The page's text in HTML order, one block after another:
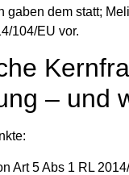
gaben dem statt;
104/EU vor.
– und
Art 5 Abs 1 RL